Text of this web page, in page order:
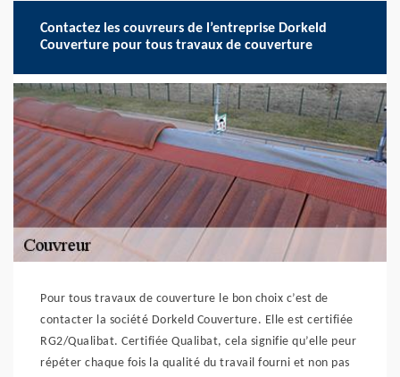
Contactez les couvreurs de l’entreprise Dorkeld
Couverture pour tous travaux de couverture
Pour tous travaux de couverture le bon choix c’est de
contacter la société Dorkeld Couverture. Elle est certifiée
RG2/Qualibat. Certifiée Qualibat, cela signifie qu’elle peur
répéter chaque fois la qualité du travail fourni et non pas